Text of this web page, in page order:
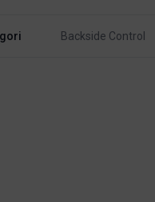
Backside Control